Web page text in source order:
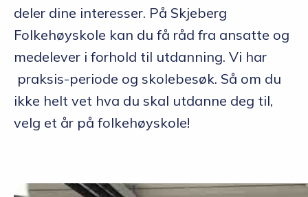
deler dine interesser. På Skjeberg
Folkehøyskole kan du få råd fra ansatte og
medelever i forhold til utdanning. Vi har
praksis-periode og skolebesøk. Så om du
ikke helt vet hva du skal utdanne deg til,
velg et år på folkehøyskole!